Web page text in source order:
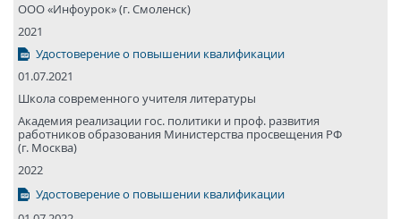
ООО «Инфоурок» (г. Смоленск)
2021
Удостоверение о повышении квалификации
01.07.2021
Школа современного учителя литературы
Академия реализации гос. политики и проф. развития
работников образования Министерства просвещения РФ
(г. Москва)
2022
Удостоверение о повышении квалификации